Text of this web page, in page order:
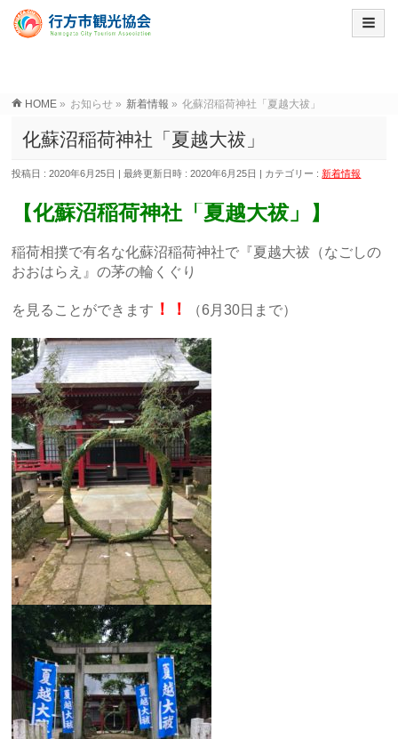
HOME » お知らせ » 新着情報 » 化蘇沼稲荷神社「夏越大祓」
化蘇沼稲荷神社「夏越大祓」
投稿日 : 2020年6月25日 最終更新日時 : 2020年6月25日 カテゴリー : 新着情報
【化蘇沼稲荷神社「夏越大祓」】
稲荷相撲で有名な化蘇沼稲荷神社で『夏越大祓（なごしの
おおはらえ』の茅の輪くぐり
を見ることができます ！！ （6月30日まで）